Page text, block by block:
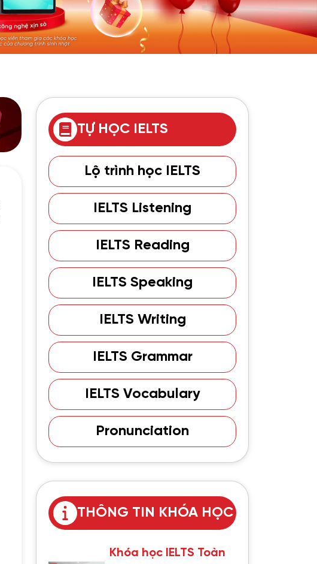
TỰ HỌC IELTS
Lộ trình học IELTS
IELTS Listening
IELTS Reading
IELTS Speaking
IELTS Writing
IELTS Grammar
IELTS Vocabulary
Pronunciation
THÔNG TIN KHÓA HỌC
Khóa học IELTS Toàn